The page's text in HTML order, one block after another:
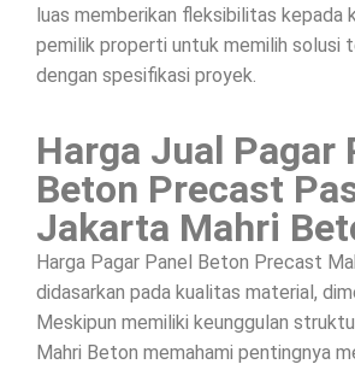
luas memberikan fleksibilitas kepada
pemilik properti untuk memilih solusi
dengan spesifikasi proyek.
Harga Jual Pagar
Beton Precast
Jakarta Mahri
Harga Pagar Panel Beton Precast
didasarkan pada kualitas material,
Meskipun memiliki keunggulan
Mahri Beton memahami pentingnya